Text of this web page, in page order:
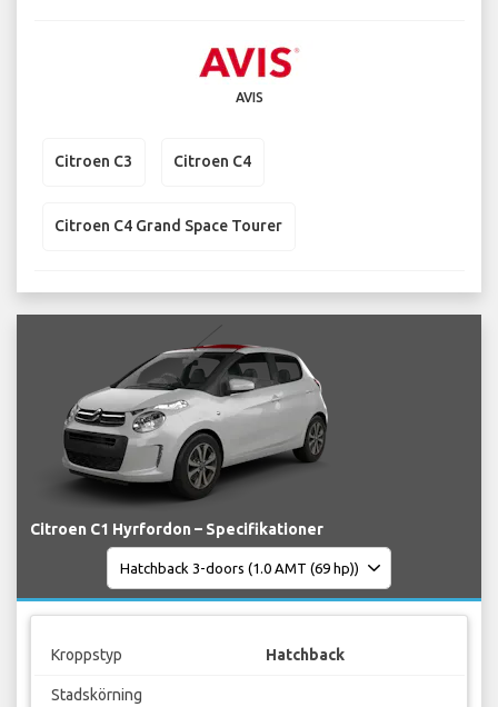
AVIS
Citroen C3 Citroen C4
Citroen C4 Grand Space Tourer
Citroen C1 Hyrfordon – Specifikationer
Kroppstyp Hatchback
Stadskörning